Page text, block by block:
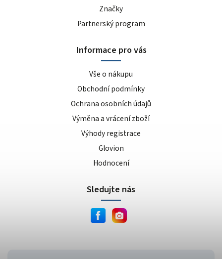
Značky
Partnerský program
Informace pro vás
Vše o nákupu
Obchodní podmínky
Ochrana osobních údajů
Výměna a vrácení zboží
Výhody registrace
Glovion
Hodnocení
Sledujte nás